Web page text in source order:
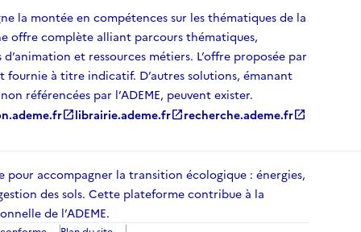
la montée en compétences sur les thématiques de la
offre complète alliant parcours thématiques,
et ressources métiers. L’offre proposée par
fournie à titre indicatif. D’autres solutions, émanant
référencées par l’ADEME, peuvent exister.
open_in_newlibrairie.ademe.fropen_in_newrecherche.ademe.fropen_in_new
pour accompagner la transition écologique : énergies,
des sols. Cette plateforme contribue à la
de l’ADEME.